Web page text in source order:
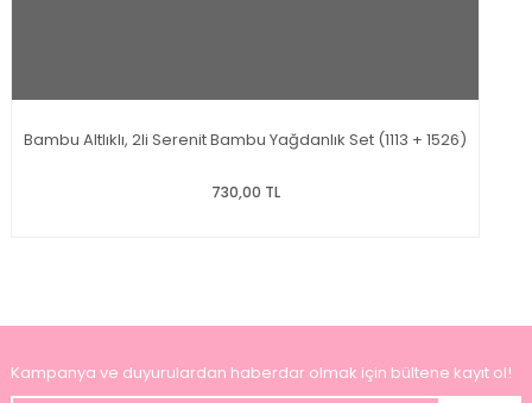
Bambu Altlıklı, 2li Serenit Bambu Yağdanlık Set (1113 + 1526)
730,00 TL
Kampanya ve duyurulardan haberdar olmak için bültene kayıt ol!